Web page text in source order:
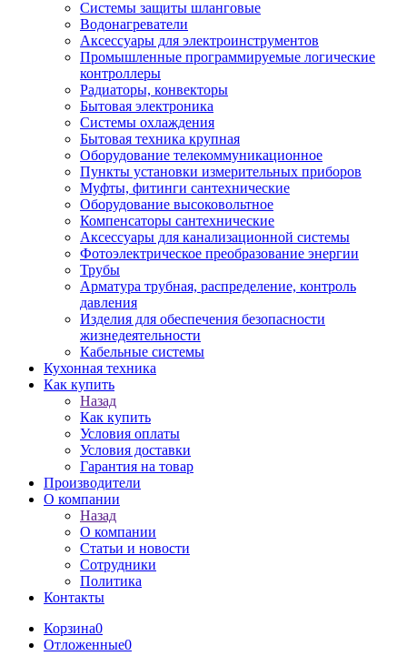
Системы защиты шланговые
Водонагреватели
Аксессуары для электроинструментов
Промышленные программируемые логические
контроллеры
Радиаторы, конвекторы
Бытовая электроника
Системы охлаждения
Бытовая техника крупная
Оборудование телекоммуникационное
Пункты установки измерительных приборов
Муфты, фитинги сантехнические
Оборудование высоковольтное
Компенсаторы сантехнические
Аксессуары для канализационной системы
Фотоэлектрическое преобразование энергии
Трубы
Арматура трубная, распределение, контроль
давления
Изделия для обеспечения безопасности
жизнедеятельности
Кабельные системы
Кухонная техника
Как купить
Назад
Как купить
Условия оплаты
Условия доставки
Гарантия на товар
Производители
О компании
Назад
О компании
Статьи и новости
Сотрудники
Политика
Контакты
Корзина0
Отложенные0